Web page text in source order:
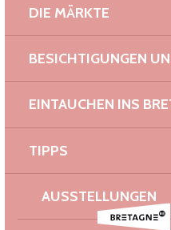
DIE MÄRKTE
BESICHTIGUNGEN
EINTAUCHEN INS
TIPPS
AUSSTELLUNGEN